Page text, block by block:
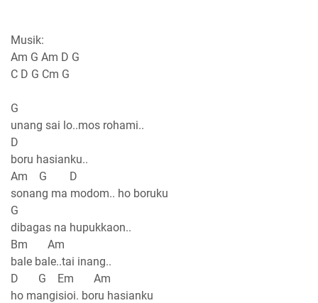
Musik:
Am G Am D G
C D G Cm G
G
unang sai lo..mos rohami..
D
boru hasianku..
Am G D
sonang ma modom.. ho boruku
G
dibagas na hupukkaon..
Bm Am
bale bale..tai inang..
D G Em Am
ho mangisioi. boru hasianku